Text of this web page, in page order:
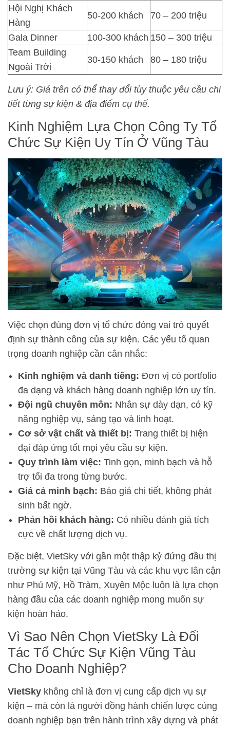
Hội Nghị Khách
Hàng
50-200 khách 70 – 200 triệu
Gala Dinner 100-300 khách 150 – 300 triệu
Team Building
Ngoài Trời
30-150 khách 80 – 180 triệu
Lưu ý: Giá trên có thể thay đổi tùy thuộc yêu cầu chi
tiết từng sự kiện & địa điểm cụ thể.
Kinh Nghiệm Lựa Chọn Công Ty Tổ
Chức Sự Kiện Uy Tín Ở Vũng Tàu
Việc chọn đúng đơn vị tổ chức đóng vai trò quyết
định sự thành công của sự kiện. Các yếu tố quan
trọng doanh nghiệp cần cân nhắc:
Kinh nghiệm và danh tiếng: Đơn vị có portfolio
đa dạng và khách hàng doanh nghiệp lớn uy tín.
Đội ngũ chuyên môn: Nhân sự dày dạn, có kỹ
năng nghiệp vụ, sáng tạo và linh hoạt.
Cơ sở vật chất và thiết bị: Trang thiết bị hiện
đại đáp ứng tốt mọi yêu cầu sự kiện.
Quy trình làm việc: Tinh gọn, minh bạch và hỗ
trợ tối đa trong từng bước.
Giá cả minh bạch: Báo giá chi tiết, không phát
sinh bất ngờ.
Phản hồi khách hàng: Có nhiều đánh giá tích
cực về chất lượng dịch vụ.
Đặc biệt, VietSky với gần một thập kỷ đứng đầu thị
trường sự kiện tại Vũng Tàu và các khu vực lân cận
như Phú Mỹ, Hồ Tràm, Xuyên Mộc luôn là lựa chọn
hàng đầu của các doanh nghiệp mong muốn sự
kiện hoàn hảo.
Vì Sao Nên Chọn VietSky Là Đối
Tác Tổ Chức Sự Kiện Vũng Tàu
Cho Doanh Nghiệp?
VietSky không chỉ là đơn vị cung cấp dịch vụ sự
kiện – mà còn là người đồng hành chiến lược cùng
doanh nghiệp bạn trên hành trình xây dựng và phát